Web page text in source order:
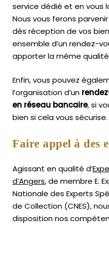
service dédié et en vous
Nous vous ferons
dès réception de vos
ensemble d’un rendez-
apporter la même
Enfin, vous pouvez
l’organisation d’un
en réseau bancaire, si
bien si cela vous sécurise.
Faire appel à des
Agissant en qualité d’
d’Angers, de membre E.
Nationale des Experts
de Collection (CNES),
disposition nos